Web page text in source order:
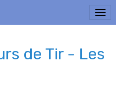
de Tir - Les